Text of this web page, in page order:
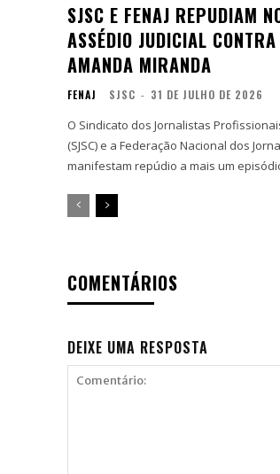
SJSC E FENAJ REPUDIAM
ASSÉDIO JUDICIAL
AMANDA MIRANDA
FENAJ SJSC - 31 DE JULHO DE 2026
O Sindicato dos Jornalistas
(SJSC) e a Federação Nacional dos
manifestam repúdio a mais um
COMENTÁRIOS
DEIXE UMA RESPOSTA